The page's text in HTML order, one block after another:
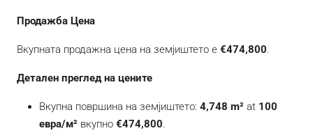
Продажба Цена
Вкупната продажна цена на земјиштето е €474,800.
Детален преглед на цените
Вкупна површина на земјиштето: 4,748 m² at 100
евра/м² вкупно €474,800.